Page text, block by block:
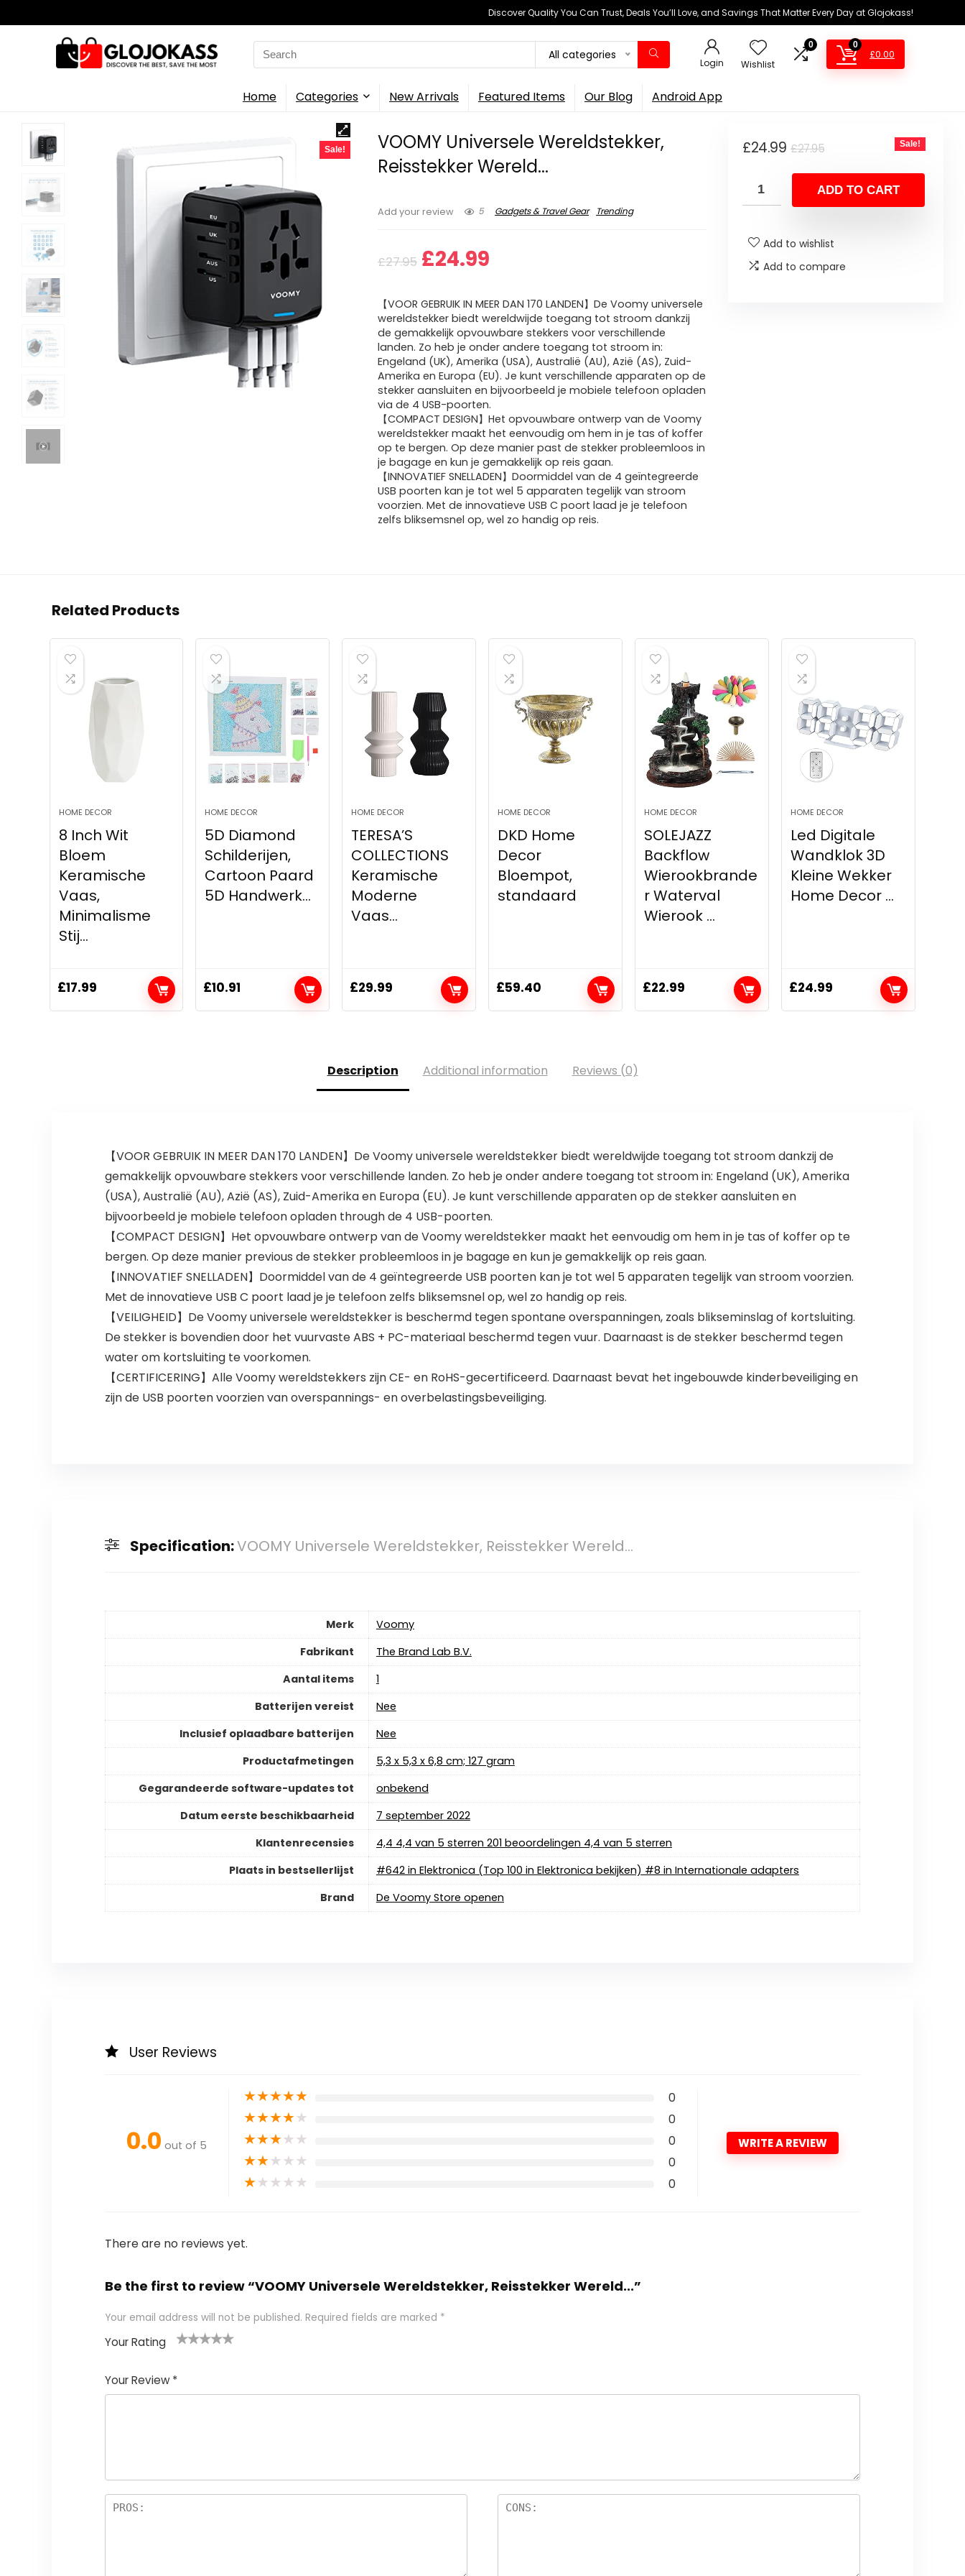
Discover Quality You Can Trust, Deals You’ll Love, and Savings That Matter Every Day at Glojokass!
Search
for:
All categories
Login Wishlist
0 0
£0.00
Home Categories New Arrivals Featured Items Our Blog Android App
Sale!
VOOMY Universele Wereldstekker,
Reisstekker Wereld...
Add your review 5 Gadgets & Travel Gear Trending
£27.95 Original
was:
£27.95.
£24.99
is:
£24.99.
【VOOR GEBRUIK IN MEER DAN 170 LANDEN】De Voomy universele
wereldstekker biedt wereldwijde toegang tot stroom dankzij
de gemakkelijk opvouwbare stekkers voor verschillende
landen. Zo heb je onder andere toegang tot stroom in:
Engeland (UK), Amerika (USA), Australië (AU), Azië (AS), Zuid-
Amerika en Europa (EU). Je kunt verschillende apparaten op de
stekker aansluiten en bijvoorbeeld je mobiele telefoon opladen
via de 4 USB-poorten.
【COMPACT DESIGN】Het opvouwbare ontwerp van de Voomy
wereldstekker maakt het eenvoudig om hem in je tas of koffer
op te bergen. Op deze manier past de stekker probleemloos in
je bagage en kun je gemakkelijk op reis gaan.
【INNOVATIEF SNELLADEN】Doormiddel van de 4 geïntegreerde
USB poorten kan je tot wel 5 apparaten tegelijk van stroom
voorzien. Met de innovatieve USB C poort laad je je telefoon
zelfs bliksemsnel op, wel zo handig op reis.
£27.95Original
was:
£27.95.
£24.99
Current
is:
£24.99.
Sale!
ADD TO CART
Add to wishlist
Add to compare
Related Products
HOME DECOR
8 Inch Wit
Bloem
Keramische
Vaas,
Minimalisme
Stij...
£17.99
HOME DECOR
5D Diamond
Schilderijen,
Cartoon Paard
5D Handwerk...
£10.91
HOME DECOR
TERESA’S
COLLECTIONS
Keramische
Moderne
Vaas...
£29.99
HOME DECOR
DKD Home
Decor
Bloempot,
standaard
£59.40
HOME DECOR
SOLEJAZZ
Backflow
Wierookbrande
r Waterval
Wierook ...
£22.99
HOME DECOR
Led Digitale
Wandklok 3D
Kleine Wekker
Home Decor ...
£24.99
Description Additional information Reviews (0)
【VOOR GEBRUIK IN MEER DAN 170 LANDEN】De Voomy universele wereldstekker biedt wereldwijde toegang tot stroom dankzij de
gemakkelijk opvouwbare stekkers voor verschillende landen. Zo heb je onder andere toegang tot stroom in: Engeland (UK), Amerika
(USA), Australië (AU), Azië (AS), Zuid-Amerika en Europa (EU). Je kunt verschillende apparaten op de stekker aansluiten en
bijvoorbeeld je mobiele telefoon opladen through de 4 USB-poorten.
【COMPACT DESIGN】Het opvouwbare ontwerp van de Voomy wereldstekker maakt het eenvoudig om hem in je tas of koffer op te
bergen. Op deze manier previous de stekker probleemloos in je bagage en kun je gemakkelijk op reis gaan.
【INNOVATIEF SNELLADEN】Doormiddel van de 4 geïntegreerde USB poorten kan je tot wel 5 apparaten tegelijk van stroom voorzien.
Met de innovatieve USB C poort laad je je telefoon zelfs bliksemsnel op, wel zo handig op reis.
【VEILIGHEID】De Voomy universele wereldstekker is beschermd tegen spontane overspanningen, zoals blikseminslag of kortsluiting.
De stekker is bovendien door het vuurvaste ABS + PC-materiaal beschermd tegen vuur. Daarnaast is de stekker beschermd tegen
water om kortsluiting te voorkomen.
【CERTIFICERING】Alle Voomy wereldstekkers zijn CE- en RoHS-gecertificeerd. Daarnaast bevat het ingebouwde kinderbeveiliging en
zijn de USB poorten voorzien van overspannings- en overbelastingsbeveiliging.
Specification:VOOMY Universele Wereldstekker, Reisstekker Wereld...
Merk
‎Voomy
Fabrikant
‎The Brand Lab B.V.
Aantal items
‎1
Batterijen vereist
‎Nee
Inclusief oplaadbare batterijen
‎Nee
Productafmetingen
‎5,3 x 5,3 x 6,8 cm; 127 gram
Gegarandeerde software-updates tot
‎onbekend
Datum eerste beschikbaarheid
7 september 2022
Klantenrecensies
4,4 4,4 van 5 sterren 201 beoordelingen 4,4 van 5 sterren
Plaats in bestsellerlijst
#642 in Elektronica (Top 100 in Elektronica bekijken) #8 in Internationale adapters
Brand
De Voomy Store openen
User Reviews
0.0 out of 5
★★★★★ 0
★★★★★ 0
★★★★★ 0
★★★★★ 0
★★★★★ 0
WRITE A REVIEW
There are no reviews yet.
Be the first to review “VOOMY Universele Wereldstekker, Reisstekker Wereld...”
Your email address will not be published. Required fields are marked *
Your Rating
of
5
5
star
stars
stars
stars
Your Review *